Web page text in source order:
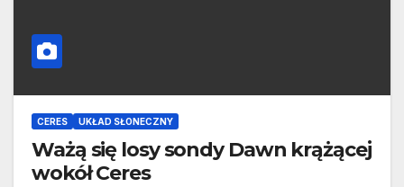
CERES UKŁAD SŁONECZNY
Ważą się losy sondy Dawn krążącej
wokół Ceres